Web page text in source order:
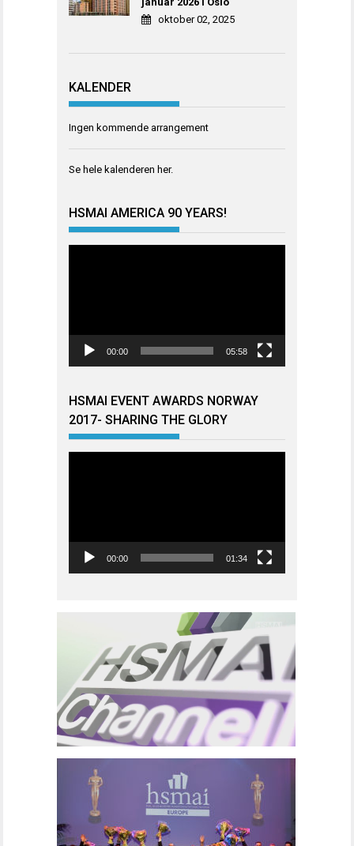
oktober 02, 2025
KALENDER
Ingen kommende arrangement
Se hele kalenderen her.
HSMAI AMERICA 90 YEARS!
00:00 05:58
HSMAI EVENT AWARDS NORWAY
2017- SHARING THE GLORY
00:00 01:34